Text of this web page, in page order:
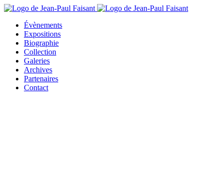
Évènements
Expositions
Biographie
Collection
Galeries
Archives
Partenaires
Contact